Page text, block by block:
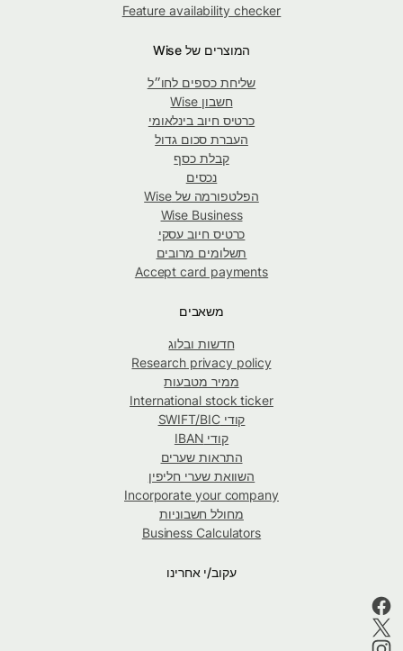
Feature availability checker
המוצרים של Wise
שליחת כספים לחו״ל
חשבון Wise
כרטיס חיוב בינלאומי
העברת סכום גדול
קבלת כסף
נכסים
הפלטפורמה של Wise
Wise Business
כרטיס חיוב עסקי
תשלומים מרובים
Accept card payments
משאבים
חדשות ובלוג
Research privacy policy
ממיר מטבעות
International stock ticker
קודי SWIFT/BIC
קודי IBAN
התראות שערים
השוואת שערי חליפין
Incorporate your company
מחולל חשבוניות
Business Calculators
עקוב/י אחרינו